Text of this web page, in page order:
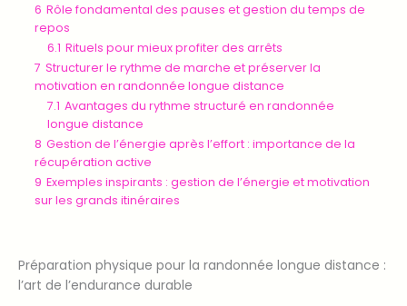
6 Rôle fondamental des pauses et gestion du temps de
repos
6.1 Rituels pour mieux profiter des arrêts
7 Structurer le rythme de marche et préserver la
motivation en randonnée longue distance
7.1 Avantages du rythme structuré en randonnée
longue distance
8 Gestion de l’énergie après l’effort : importance de la
récupération active
9 Exemples inspirants : gestion de l’énergie et motivation
sur les grands itinéraires
Préparation physique pour la randonnée longue distance :
l’art de l’endurance durable